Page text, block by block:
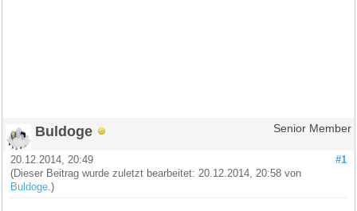
Buldoge Senior Member
#1
20.12.2014, 20:49
(Dieser Beitrag wurde zuletzt bearbeitet: 20.12.2014, 20:58 von
Buldoge .)